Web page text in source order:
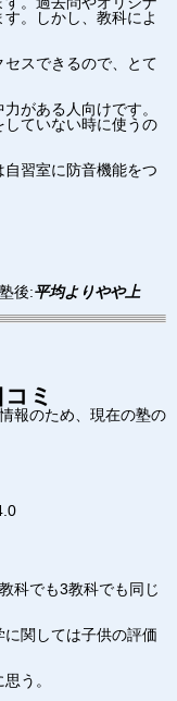
。しかし、教科によ
スできるので、とて
がある人向けです。
ていない時に使うの
習室に防音機能をつ
後:平均よりやや上
ミ
報のため、現在の塾の
科でも3教科でも同じ
関しては子供の評価
う。